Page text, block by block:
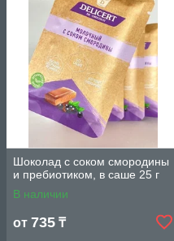
Шоколад с соком смородины
и пребиотиком, в саше 25 г
В наличии
от 735 ₸